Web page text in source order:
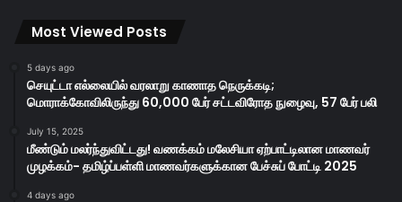
Most Viewed Posts
5 days ago
செயுட்டா எல்லையில் வரலாறு காணாத நெருக்கடி;
மொராக்கோவிலிருந்து 60,000 பேர் சட்டவிரோத நுழைவு, 57 பேர் பலி
July 15, 2025
மீண்டும் மலர்ந்துவிட்டது! வணக்கம் மலேசியா ஏற்பாட்டிலான மாணவர்
முழக்கம்- தமிழ்ப்பள்ளி மாணவர்களுக்கான பேச்சுப் போட்டி 2025
4 days ago